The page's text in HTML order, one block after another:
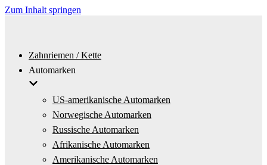
Zum Inhalt springen
Zahnriemen / Kette
Automarken
US-amerikanische Automarken
Norwegische Automarken
Russische Automarken
Afrikanische Automarken
Amerikanische Automarken